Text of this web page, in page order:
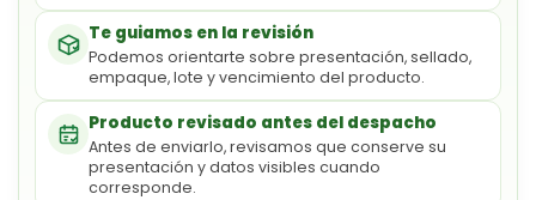
Te guiamos en la revisión
Podemos orientarte sobre presentación, sellado,
empaque, lote y vencimiento del producto.
Producto revisado antes del despacho
Antes de enviarlo, revisamos que conserve su
presentación y datos visibles cuando
corresponde.